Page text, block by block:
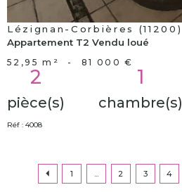
Lézignan-Corbières (11200)
Appartement T2 Vendu loué
52,95 m² - 81 000 €
2
pièce(s)
1
chambre(s)
Réf : 4008
1 2 3 4